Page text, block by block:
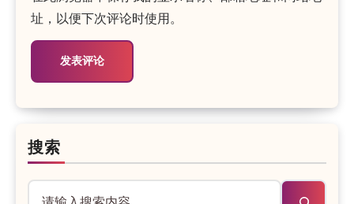
址，以便下次评论时使用。
搜索